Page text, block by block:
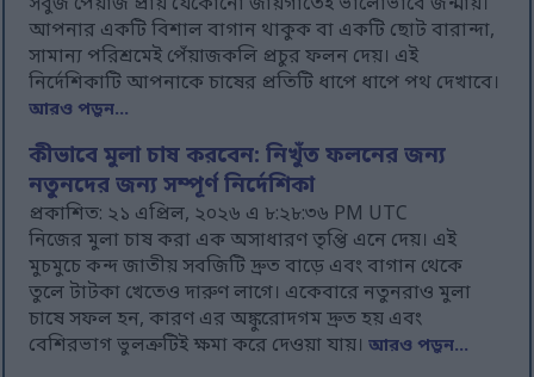
সবুজ পেঁয়াজ প্রায় যেকোনো জায়গাতেই ভালোভাবে জন্মায়।
আপনার একটি বিশাল বাগান থাকুক বা একটি ছোট বারান্দা,
সামান্য পরিশ্রমেই পেঁয়াজকলি প্রচুর ফলন দেয়। এই
নির্দেশিকাটি আপনাকে চাষের প্রতিটি ধাপে ধাপে পথ দেখাবে।
আরও পড়ুন...
কীভাবে মুলা চাষ করবেন: নিখুঁত ফলনের জন্য
নতুনদের জন্য সম্পূর্ণ নির্দেশিকা
প্রকাশিত: ২১ এপ্রিল, ২০২৬ এ ৮:২৮:৩৬ PM UTC
নিজের মুলা চাষ করা এক অসাধারণ তৃপ্তি এনে দেয়। এই
মুচমুচে কন্দ জাতীয় সবজিটি দ্রুত বাড়ে এবং বাগান থেকে
তুলে টাটকা খেতেও দারুণ লাগে। একেবারে নতুনরাও মুলা
চাষে সফল হন, কারণ এর অঙ্কুরোদগম দ্রুত হয় এবং
বেশিরভাগ ভুলত্রুটিই ক্ষমা করে দেওয়া যায়।আরও পড়ুন...